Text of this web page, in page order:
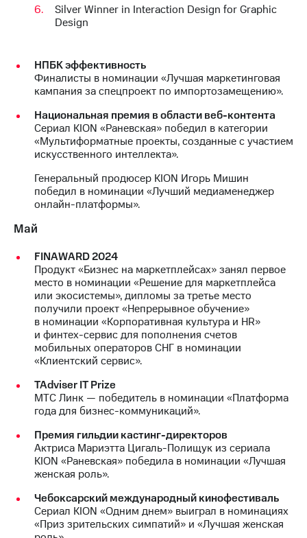
Silver Winner in Interaction Design for Graphic
Design
НПБК эффективность
Финалисты в номинации «Лучшая маркетинговая
кампания за спецпроект по импортозамещению».
Национальная премия в области веб-контента
Сериал KION «Раневская» победил в категории
«Мультиформатные проекты, созданные с участием
искусственного интеллекта».
Генеральный продюсер KION Игорь Мишин
победил в номинации «Лучший медиаменеджер
онлайн-платформы».
Май
FINAWARD 2024
Продукт «Бизнес на маркетплейсах» занял первое
место в номинации «Решение для маркетплейса
или экосистемы», дипломы за третье место
получили проект «Непрерывное обучение»
в номинации «Корпоративная культура и HR»
и финтех-сервис для пополнения счетов
мобильных операторов СНГ в номинации
«Клиентский сервис».
TAdviser IT Prize
МТС Линк — победитель в номинации «Платформа
года для бизнес-коммуникаций».
Премия гильдии кастинг-директоров
Актриса Мариэтта Цигаль-Полищук из сериала
KION «Раневская» победила в номинации «Лучшая
женская роль».
Чебоксарский международный кинофестиваль
Сериал KION «Одним днем» выиграл в номинациях
«Приз зрительских симпатий» и «Лучшая женская